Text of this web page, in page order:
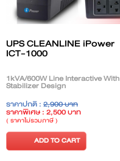
UPS CLEANLINE iPower
ICT-1000
1kVA/600W Line Interactive With
Stabilizer Design
ราคาปกติ : 2,900 บาท
ราคาพิเศษ : 2,500 บาท
( ราคาไม่รวมภาษี )
ADD TO CART